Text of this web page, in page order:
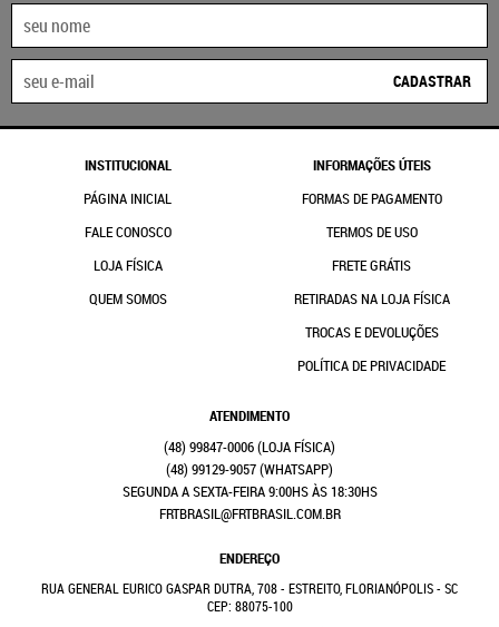
CADASTRAR
INSTITUCIONAL
PÁGINA INICIAL
FALE CONOSCO
LOJA FÍSICA
QUEM SOMOS
INFORMAÇÕES ÚTEIS
FORMAS DE PAGAMENTO
TERMOS DE USO
FRETE GRÁTIS
RETIRADAS NA LOJA FÍSICA
TROCAS E DEVOLUÇÕES
POLÍTICA DE PRIVACIDADE
ATENDIMENTO
(48) 99847-0006
(48) 99129-9057(WHATSAPP)
SEGUNDA A SEXTA-FEIRA 9:00HS ÀS 18:30HS
FRTBRASIL@FRTBRASIL.COM.BR
ENDEREÇO
RUA GENERAL EURICO GASPAR DUTRA, 708- ESTREITO, FLORIANÓPOLIS- SC
CEP: 88075-100